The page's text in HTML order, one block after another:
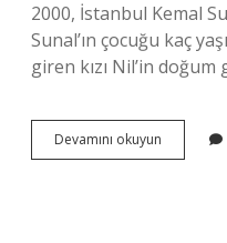
2000, İstanbul Kemal
Sunal’ın çocuğu kaç
giren kızı Nil’in
Devamını okuyun
Sunal